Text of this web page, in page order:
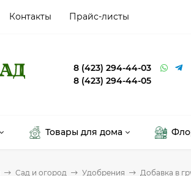
Контакты Прайс-листы
8 (423) 294-44-03
8 (423) 294-44-05
Товары для дома
Сад и огород Удобрения Добавка в